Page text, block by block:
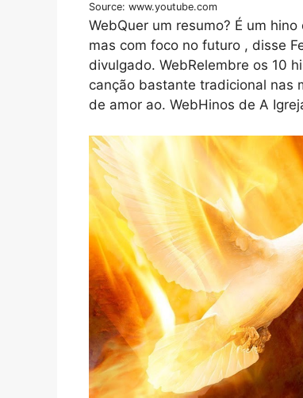
Source: www.youtube.com
WebQuer um resumo? É um
mas com foco no futuro , disse
divulgado. WebRelembre os 10
canção bastante tradicional nas
de amor ao. WebHinos de A